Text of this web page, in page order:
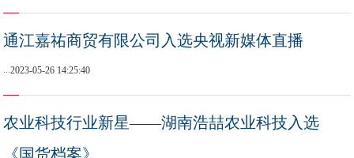
通江嘉祐商贸有限公司入选央视新媒体直播
...2023-05-26 14:25:40
农业科技行业新星——湖南浩喆农业科技入选
《国货档案》